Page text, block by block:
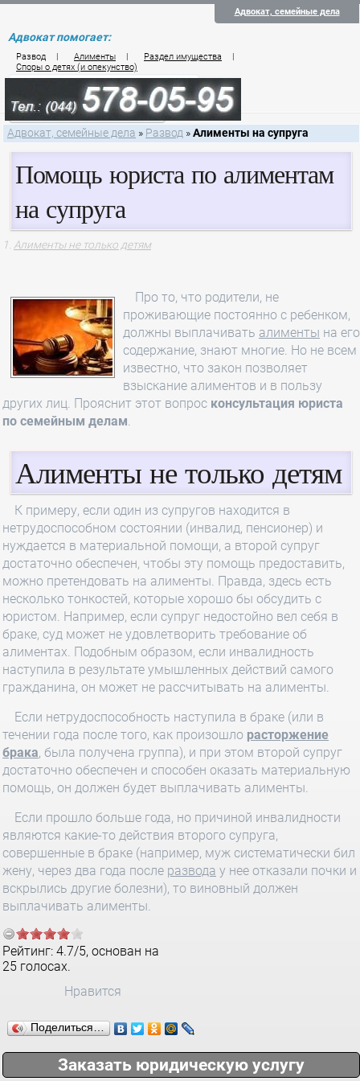
Адвокат, семейные дела
Адвокат помогает:
Развод | Алименты | Раздел имущества
|
Споры о детях (и опекунство)
Цены на услуги по семейному праву
Контакты семейного юриста
Адвокат, семейные дела » Развод »Алименты на супруга
Помощь юриста по алиментам
на супруга
Алименты не только детям
Про то, что родители, не
проживающие постоянно с ребенком,
должны выплачивать алименты на его
содержание, знают многие. Но не всем
известно, что закон позволяет
взыскание алиментов и в пользу
других лиц. Прояснит этот вопрос консультация юриста
по семейным делам.
Алименты не только детям
К примеру, если один из супругов находится в
нетрудоспособном состоянии (инвалид, пенсионер) и
нуждается в материальной помощи, а второй супруг
достаточно обеспечен, чтобы эту помощь предоставить,
можно претендовать на алименты. Правда, здесь есть
несколько тонкостей, которые хорошо бы обсудить с
юристом. Например, если супруг недостойно вел себя в
браке, суд может не удовлетворить требование об
алиментах. Подобным образом, если инвалидность
наступила в результате умышленных действий самого
гражданина, он может не рассчитывать на алименты.
Если нетрудоспособность наступила в браке (или в
течении года после того, как произошло расторжение
брака, была получена группа), и при этом второй супруг
достаточно обеспечен и способен оказать материальную
помощь, он должен будет выплачивать алименты.
Если прошло больше года, но причиной инвалидности
являются какие-то действия второго супруга,
совершенные в браке (например, муж систематически бил
жену, через два года после развода у нее отказали почки и
вскрылись другие болезни), то виновный должен
выплачивать алименты.
Рейтинг: 4.7/5, основан на
25 голосах.
Нравится
Поделиться…
Заказать юридическую услугу